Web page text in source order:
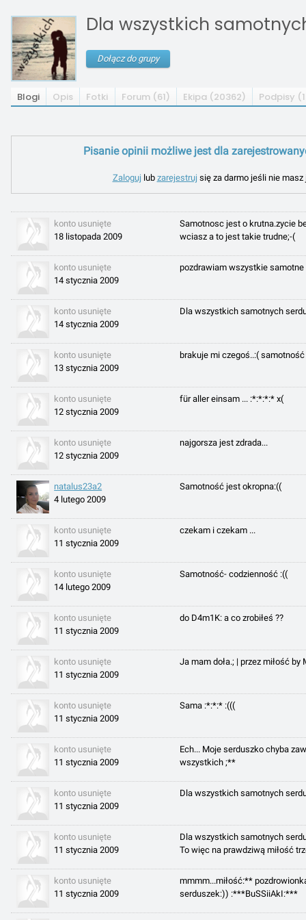
Dla wszystkich
Dołącz do grupy
Blogi Opis Fotki Forum (61) Ekipa (20362) Podpisy
Pisanie opinii możliwe jest dla
Zaloguj lub zarejestruj się za darmo jeśli nie masz
konto usunięte
18 listopada 2009
Samotnosc jest o krutna.zycie
wciasz a to jest takie trudne;-(
konto usunięte
14 stycznia 2009
pozdrawiam wszystkie
konto usunięte
14 stycznia 2009
Dla wszystkich samotnych
konto usunięte
13 stycznia 2009
brakuje mi czegoś..:(
konto usunięte
12 stycznia 2009
für aller einsam ... :*:*:*:* x(
konto usunięte
12 stycznia 2009
najgorsza jest zdrada...
natalus23a2
4 lutego 2009
Samotność jest okropna:((
konto usunięte
11 stycznia 2009
czekam i czekam ...
konto usunięte
14 lutego 2009
Samotność- codzienność :((
konto usunięte
11 stycznia 2009
do D4m1K: a co zrobiłeś ??
konto usunięte
11 stycznia 2009
Ja mam doła.; | przez miłość by
konto usunięte
11 stycznia 2009
Sama :*:*:* :(((
konto usunięte
11 stycznia 2009
Ech... Moje serduszko chyba
wszystkich ;**
konto usunięte
11 stycznia 2009
Dla wszystkich samotnych
konto usunięte
11 stycznia 2009
Dla wszystkich samotnych
To więc na prawdziwą miłość
konto usunięte
11 stycznia 2009
mmmm...miłość:**
serduszek:)) :***BuSSiiAkI:***